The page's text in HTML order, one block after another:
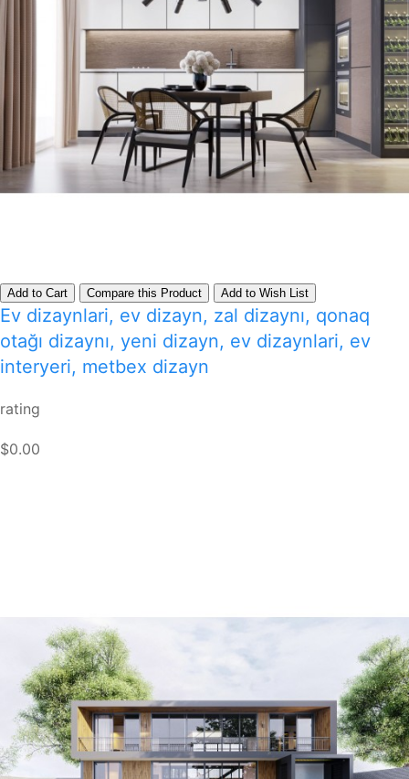
Add to Cart Compare this Product Add to Wish List
Ev dizaynlari, ev dizayn, zal dizaynı, qonaq
otağı dizaynı, yeni dizayn, ev dizaynlari, ev
interyeri, metbex dizayn
rating
$0.00